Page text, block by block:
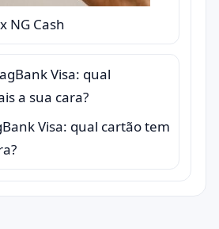
NG Cash
Visa: qual cartão tem